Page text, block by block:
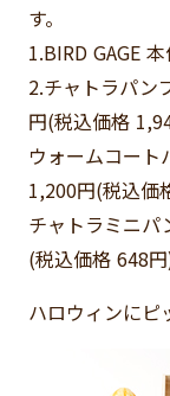
す。
1.BIRD GAGE
2.チャトラパ
円(税込価格
ウォームコー
1,200円(税込価
チャトラミニ
(税込価格 648
ハロウィンに